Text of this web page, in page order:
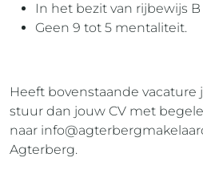
In het bezit van rijbewijs
Geen 9 tot 5 mentaliteit.
Heeft bovenstaande
stuur dan jouw CV met
naar
Agterberg.